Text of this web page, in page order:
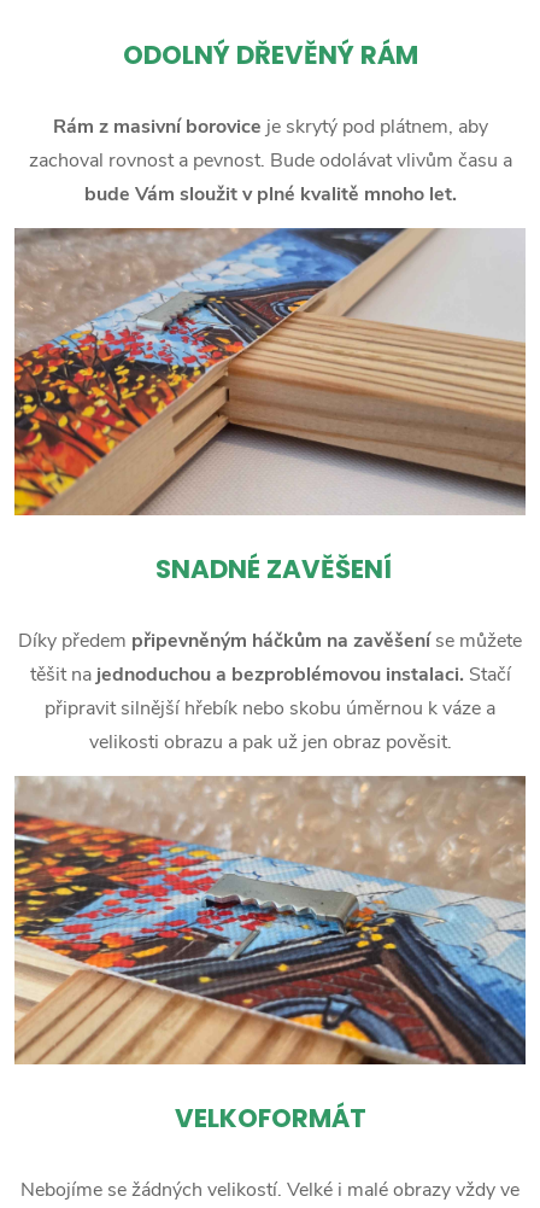
ODOLNÝ DŘEVĚNÝ RÁM
Rám z masivní borovice je skrytý pod plátnem, aby
zachoval rovnost a pevnost. Bude odolávat vlivům času a
bude Vám sloužit v plné kvalitě mnoho let.
SNADNÉ ZAVĚŠENÍ
Díky předem připevněným háčkům na zavěšeníse můžete
těšit na jednoduchou a bezproblémovou instalaci. Stačí
připravit silnější hřebík nebo skobu úměrnou k váze a
velikosti obrazu a pak už jen obraz pověsit.
VELKOFORMÁT
Nebojíme se žádných velikostí. Velké i malé obrazy vždy ve